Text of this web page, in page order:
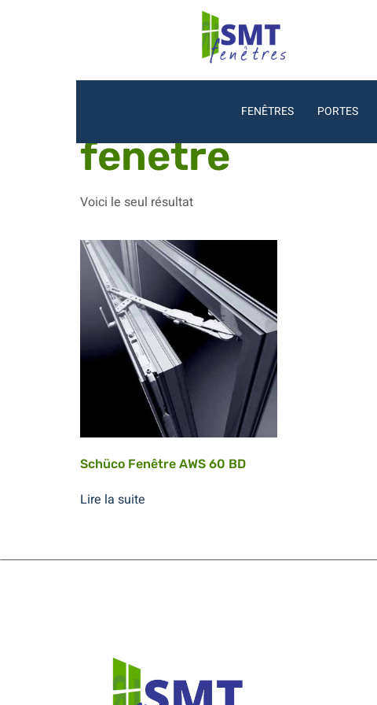
FENÊTRES PORTES
/ Produits identifiés “fenetre”
fenetre
Voici le seul résultat
Schüco Fenêtre AWS 60 BD
Lire la suite